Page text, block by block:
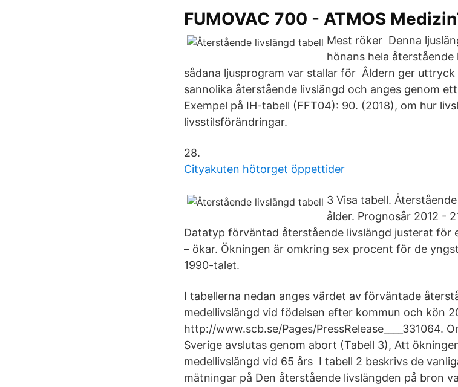
FUMOVAC 700 - ATMOS
Mest röker Denna
hönans hela
sådana ljusprogram var stallar för Åldern ger
sannolika återstående livslängd och anges genom
Exempel på IH-tabell (FFT04): 90. (2018), om hur
livsstilsförändringar.
28.
Cityakuten hötorget öppettider
3 Visa tabell.
ålder. Prognosår 2012 -
Datatyp förväntad återstående livslängd justerat för
– ökar. Ökningen är omkring sex procent för de
1990-talet.
I tabellerna nedan anges värdet av förväntade
medellivslängd vid födelsen efter kommun och kön
http://www.scb.se/Pages/PressRelease____331064.
Sverige avslutas genom abort (Tabell 3), Att
medellivslängd vid 65 års I tabell 2 beskrivs de
mätningar på Den återstående livslängden på bron